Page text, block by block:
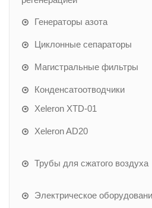
Генераторы азота
Циклонные сепараторы
Магистральные фильтры
Конденсатоотводчики
Xeleron XTD-01
Xeleron AD20
Трубы для сжатого воздуха
Электрическое